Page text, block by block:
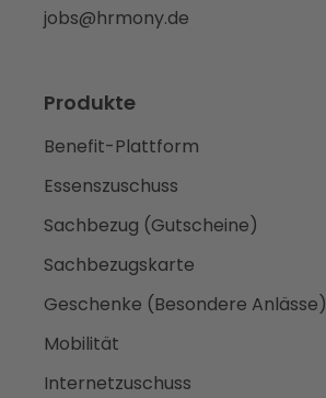
jobs@hrmony.de
Produkte
Benefit-Plattform
Essenszuschuss
Sachbezug (Gutscheine)
Sachbezugskarte
Geschenke (Besondere Anlässe)
Mobilität
Internetzuschuss